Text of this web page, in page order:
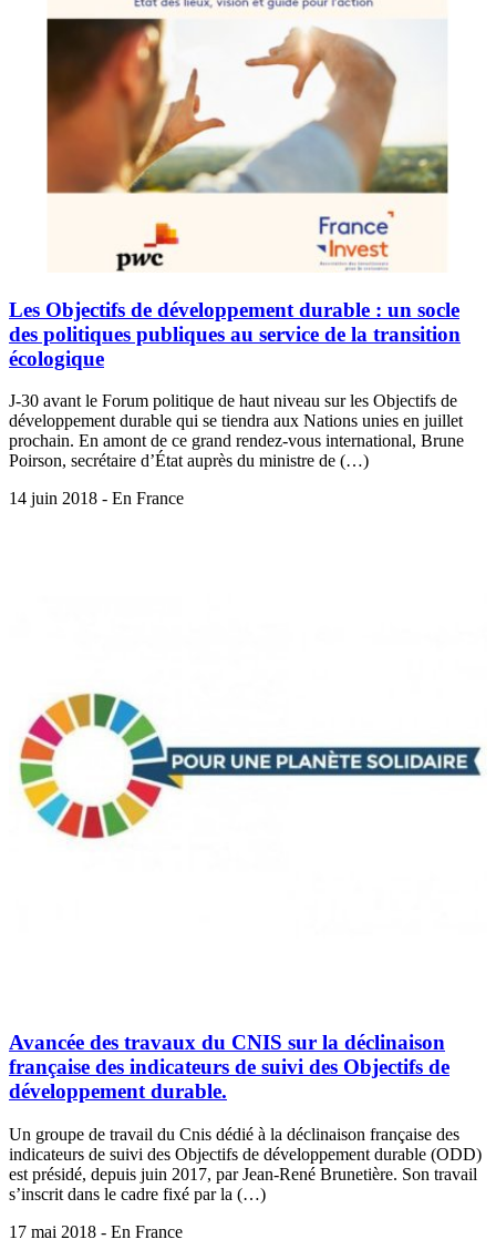
Les Objectifs de développement durable : un socle
des politiques publiques au service de la transition
écologique
J-30 avant le Forum politique de haut niveau sur les Objectifs de
développement durable qui se tiendra aux Nations unies en juillet
prochain. En amont de ce grand rendez-vous international, Brune
Poirson, secrétaire d’État auprès du ministre de (…)
14 juin 2018 - En France
Avancée des travaux du CNIS sur la déclinaison
française des indicateurs de suivi des Objectifs de
développement durable.
Un groupe de travail du Cnis dédié à la déclinaison française des
indicateurs de suivi des Objectifs de développement durable (ODD)
est présidé, depuis juin 2017, par Jean-René Brunetière. Son travail
s’inscrit dans le cadre fixé par la (…)
17 mai 2018 - En France